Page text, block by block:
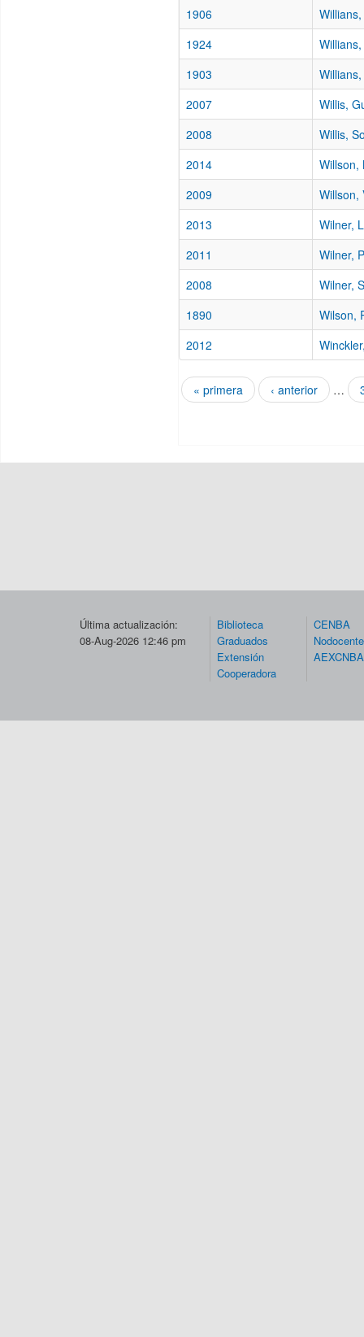
1906
1924
1903
2007
Willis,
2008
Willis,
2014
Willson,
2009
Willson,
2013
Wilner,
2011
Wilner,
2008
Wilner,
1890
Wilson,
2012
Páginas
« primera ‹ anterior …
Última actualización:
08-Aug-2026 12:46 pm
Biblioteca
Graduados
Extensión
Cooperadora
CENBA
AEXCNBA